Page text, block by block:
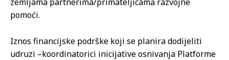
pomoći.
Iznos financijske podrške koji se planira dodijeliti
udruzi –koordinatorici inicijative osnivanja Platforme